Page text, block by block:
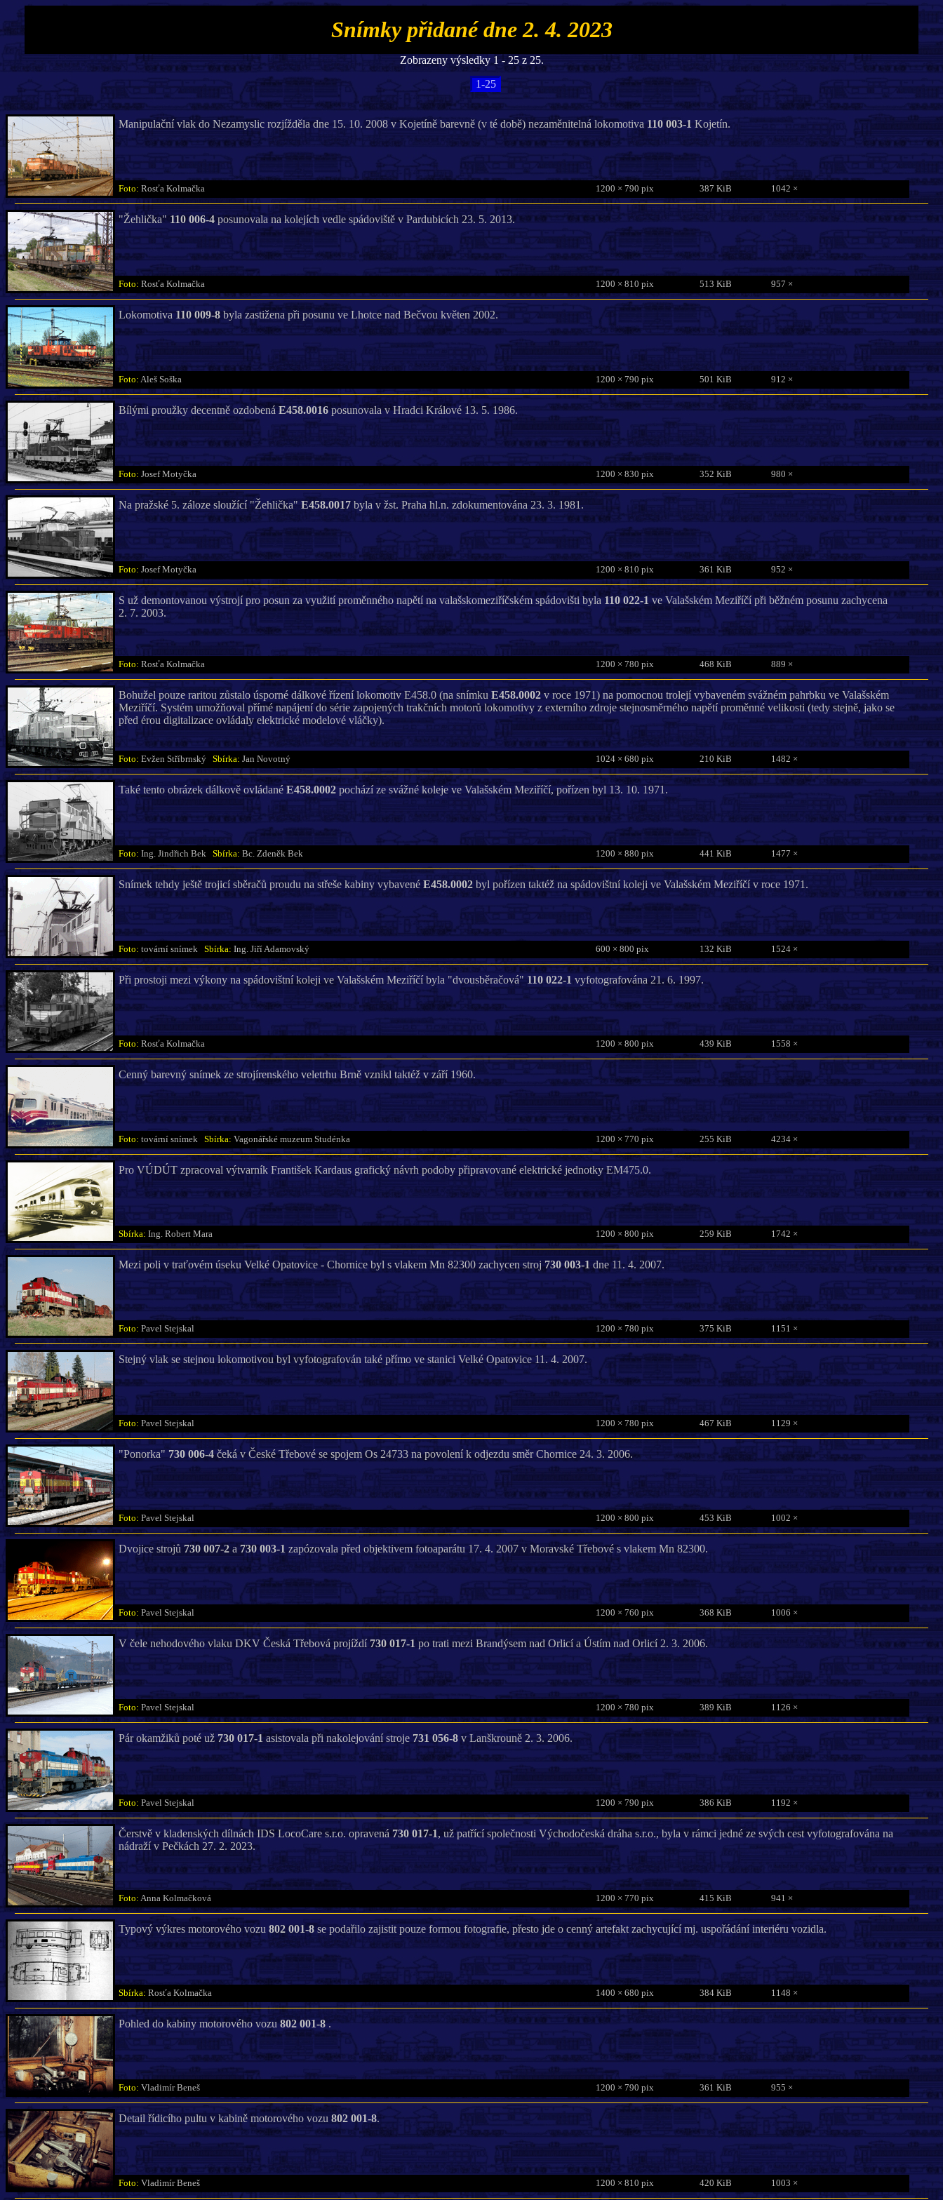
Snímky přidané dne 2. 4. 2023
Zobrazeny výsledky 1 - 25 z 25.
1-25
Manipulační vlak do Nezamyslic rozjížděla dne 15. 10. 2008 v Kojetíně barevně (v té době) nezaměnitelná lokomotiva110 003-1 Kojetín.
Foto: Rosťa Kolmačka 1200 × 790 pix 387 KiB 1042 ×
"Žehlička"110 006-4 posunovala na kolejích vedle spádoviště v Pardubicích 23. 5. 2013.
Foto: Rosťa Kolmačka 1200 × 810 pix 513 KiB 957 ×
Lokomotiva 110 009-8 byla zastižena při posunu ve Lhotce nad Bečvou květen 2002.
Foto: Aleš Soška 1200 × 790 pix 501 KiB 912 ×
Bílými proužky decentně ozdobenáE458.0016posunovala v Hradci Králové 13. 5. 1986.
Foto: Josef Motyčka 1200 × 830 pix 352 KiB 980 ×
Na pražské 5. záloze sloužící "Žehlička" E458.0017 byla v žst. Praha hl.n. zdokumentována 23. 3. 1981.
Foto: Josef Motyčka 1200 × 810 pix 361 KiB 952 ×
S už demontovanou výstrojí pro posun za využití proměnného napětí na valašskomeziříčském spádovišti byla110 022-1 ve Valašském Meziříčí při běžném posunu zachycena
2. 7. 2003.
Foto: Rosťa Kolmačka 1200 × 780 pix 468 KiB 889 ×
Bohužel pouze raritou zůstalo úsporné dálkové řízení lokomotiv E458.0 (na snímku E458.0002v roce 1971) na pomocnou trolejí vybaveném svážném pahrbku ve Valašském
Meziříčí. Systém umožňoval přímé napájení do série zapojených trakčních motorů lokomotivy z externího zdroje stejnosměrného napětí proměnné velikosti (tedy stejně, jako se
před érou digitalizace ovládaly elektrické modelové vláčky).
Foto: Evžen Stříbrnský Sbírka: Jan Novotný 1024 × 680 pix 210 KiB 1482 ×
Také tento obrázek dálkově ovládanéE458.0002pochází ze svážné koleje ve Valašském Meziříčí, pořízen byl 13. 10. 1971.
Foto: Ing. Jindřich Bek Sbírka: Bc. Zdeněk Bek 1200 × 880 pix 441 KiB 1477 ×
Snímek tehdy ještě trojicí sběračů proudu na střeše kabiny vybavené E458.0002 byl pořízen taktéž na spádovištní koleji ve Valašském Meziříčí v roce 1971.
Foto: tovární snímek Sbírka: Ing. Jiří Adamovský 600 × 800 pix 132 KiB 1524 ×
Při prostoji mezi výkony na spádovištní koleji ve Valašském Meziříčí byla "dvousběračová" 110 022-1 vyfotografována 21. 6. 1997.
Foto: Rosťa Kolmačka 1200 × 800 pix 439 KiB 1558 ×
Cenný barevný snímek ze strojírenského veletrhu Brně vznikl taktéž v září 1960.
Foto: tovární snímek Sbírka: Vagonářské muzeum Studénka 1200 × 770 pix 255 KiB 4234 ×
Pro VÚDÚT zpracoval výtvarník František Kardaus grafický návrh podoby připravované elektrické jednotky EM475.0.
Sbírka: Ing. Robert Mara 1200 × 800 pix 259 KiB 1742 ×
Mezi poli v traťovém úseku Velké Opatovice - Chornice byl s vlakem Mn 82300 zachycen stroj730 003-1 dne 11. 4. 2007.
Foto: Pavel Stejskal 1200 × 780 pix 375 KiB 1151 ×
Stejný vlak se stejnou lokomotivou byl vyfotografován také přímo ve stanici Velké Opatovice 11. 4. 2007.
Foto: Pavel Stejskal 1200 × 780 pix 467 KiB 1129 ×
"Ponorka" 730 006-4čeká v České Třebové se spojem Os 24733 na povolení k odjezdu směr Chornice 24. 3. 2006.
Foto: Pavel Stejskal 1200 × 800 pix 453 KiB 1002 ×
Dvojice strojů 730 007-2 a 730 003-1 zapózovala před objektivem fotoaparátu 17. 4. 2007 v Moravské Třebové s vlakem Mn 82300.
Foto: Pavel Stejskal 1200 × 760 pix 368 KiB 1006 ×
V čele nehodového vlaku DKV Česká Třebová projíždí730 017-1 po trati mezi Brandýsem nad Orlicí a Ústím nad Orlicí 2. 3. 2006.
Foto: Pavel Stejskal 1200 × 780 pix 389 KiB 1126 ×
Pár okamžiků poté už730 017-1asistovala při nakolejování stroje 731 056-8 v Lanškrouně 2. 3. 2006.
Foto: Pavel Stejskal 1200 × 790 pix 386 KiB 1192 ×
Čerstvě v kladenských dílnách IDS LocoCare s.r.o. opravená 730 017-1, už patřící společnosti Východočeská dráha s.r.o., byla v rámci jedné ze svých cest vyfotografována na
nádraží v Pečkách 27. 2. 2023.
Foto: Anna Kolmačková 1200 × 770 pix 415 KiB 941 ×
Typový výkres motorového vozu 802 001-8se podařilo zajistit pouze formou fotografie, přesto jde o cenný artefakt zachycující mj. uspořádání interiéru vozidla.
Sbírka: Rosťa Kolmačka 1400 × 680 pix 384 KiB 1148 ×
Pohled do kabiny motorového vozu802 001-8.
Foto: Vladimír Beneš 1200 × 790 pix 361 KiB 955 ×
Detail řídicího pultu v kabině motorového vozu 802 001-8.
Foto: Vladimír Beneš 1200 × 810 pix 420 KiB 1003 ×